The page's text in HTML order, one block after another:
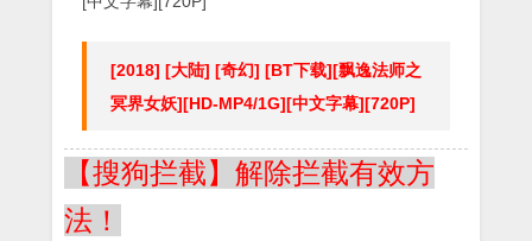
[2018] [大陆] [奇幻] [BT下载][飘逸法师之
冥界女妖][HD-MP4/1G][中文字幕][720P]
【搜狗拦截】解除拦截有效方
法！